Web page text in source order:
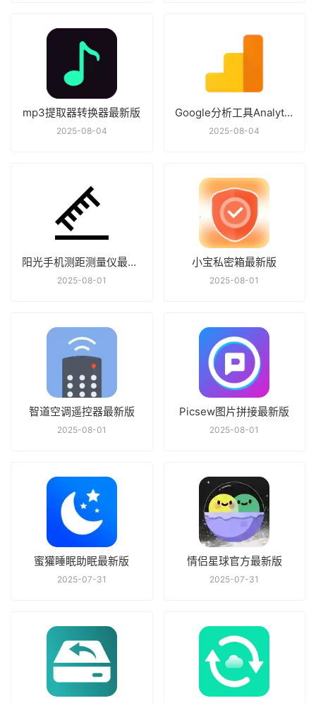
mp3提取器转换器最新版
2025-08-04
Google分析工具Analytics(分析)最新版
2025-08-04
阳光手机测距测量仪最新版
2025-08-01
小宝私密箱最新版
2025-08-01
智道空调遥控器最新版
2025-08-01
Picsew图片拼接最新版
2025-08-01
蜜獾睡眠助眠最新版
2025-07-31
情侣星球官方最新版
2025-07-31